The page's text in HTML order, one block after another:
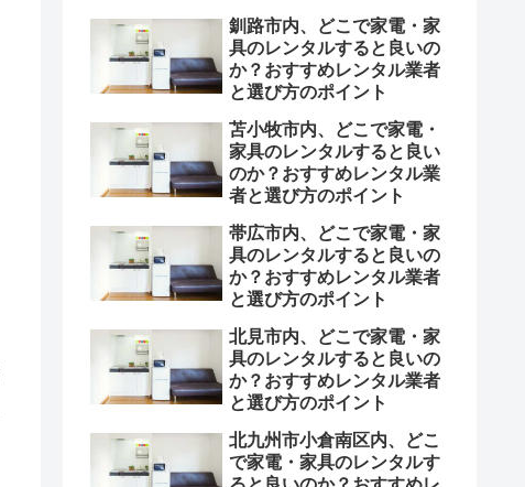
釧路市内、どこで家電・家
具のレンタルすると良いの
か？おすすめレンタル業者
と選び方のポイント
苫小牧市内、どこで家電・
家具のレンタルすると良い
のか？おすすめレンタル業
者と選び方のポイント
帯広市内、どこで家電・家
具のレンタルすると良いの
か？おすすめレンタル業者
と選び方のポイント
北見市内、どこで家電・家
具のレンタルすると良いの
か？おすすめレンタル業者
と選び方のポイント
北九州市小倉南区内、どこ
で家電・家具のレンタルす